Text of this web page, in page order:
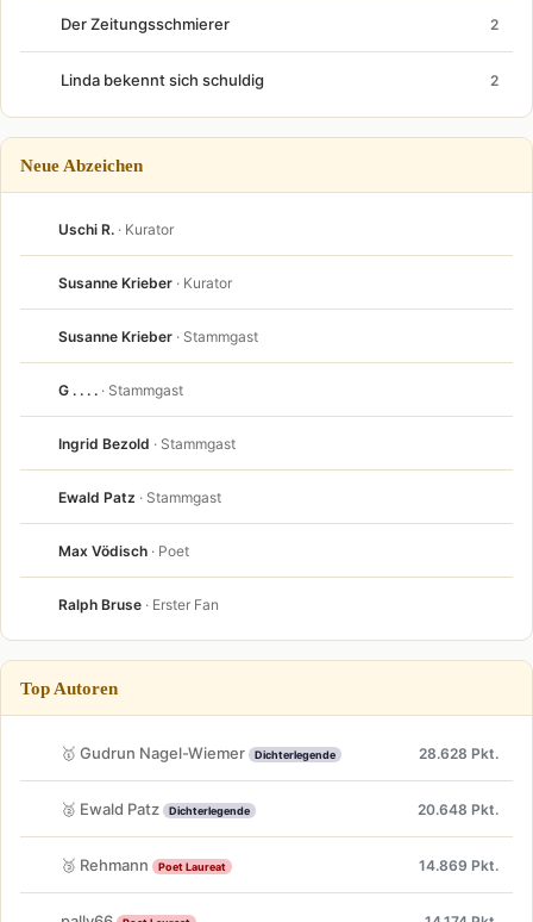
Der Zeitungsschmierer 2
Linda bekennt sich schuldig 2
Neue Abzeichen
Uschi R. · Kurator
Susanne Krieber · Kurator
Susanne Krieber · Stammgast
G . . . . · Stammgast
Ingrid Bezold · Stammgast
Ewald Patz · Stammgast
Max Vödisch · Poet
Ralph Bruse · Erster Fan
Top Autoren
🥇 Gudrun Nagel-Wiemer Dichterlegende 28.628 Pkt.
🥈 Ewald Patz Dichterlegende 20.648 Pkt.
🥉 Rehmann Poet Laureat 14.869 Pkt.